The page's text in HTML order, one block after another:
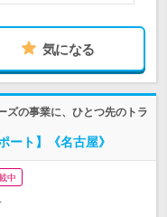
気になる
ズの事業に、ひとつ先のトラ
ート】《名古屋》
中